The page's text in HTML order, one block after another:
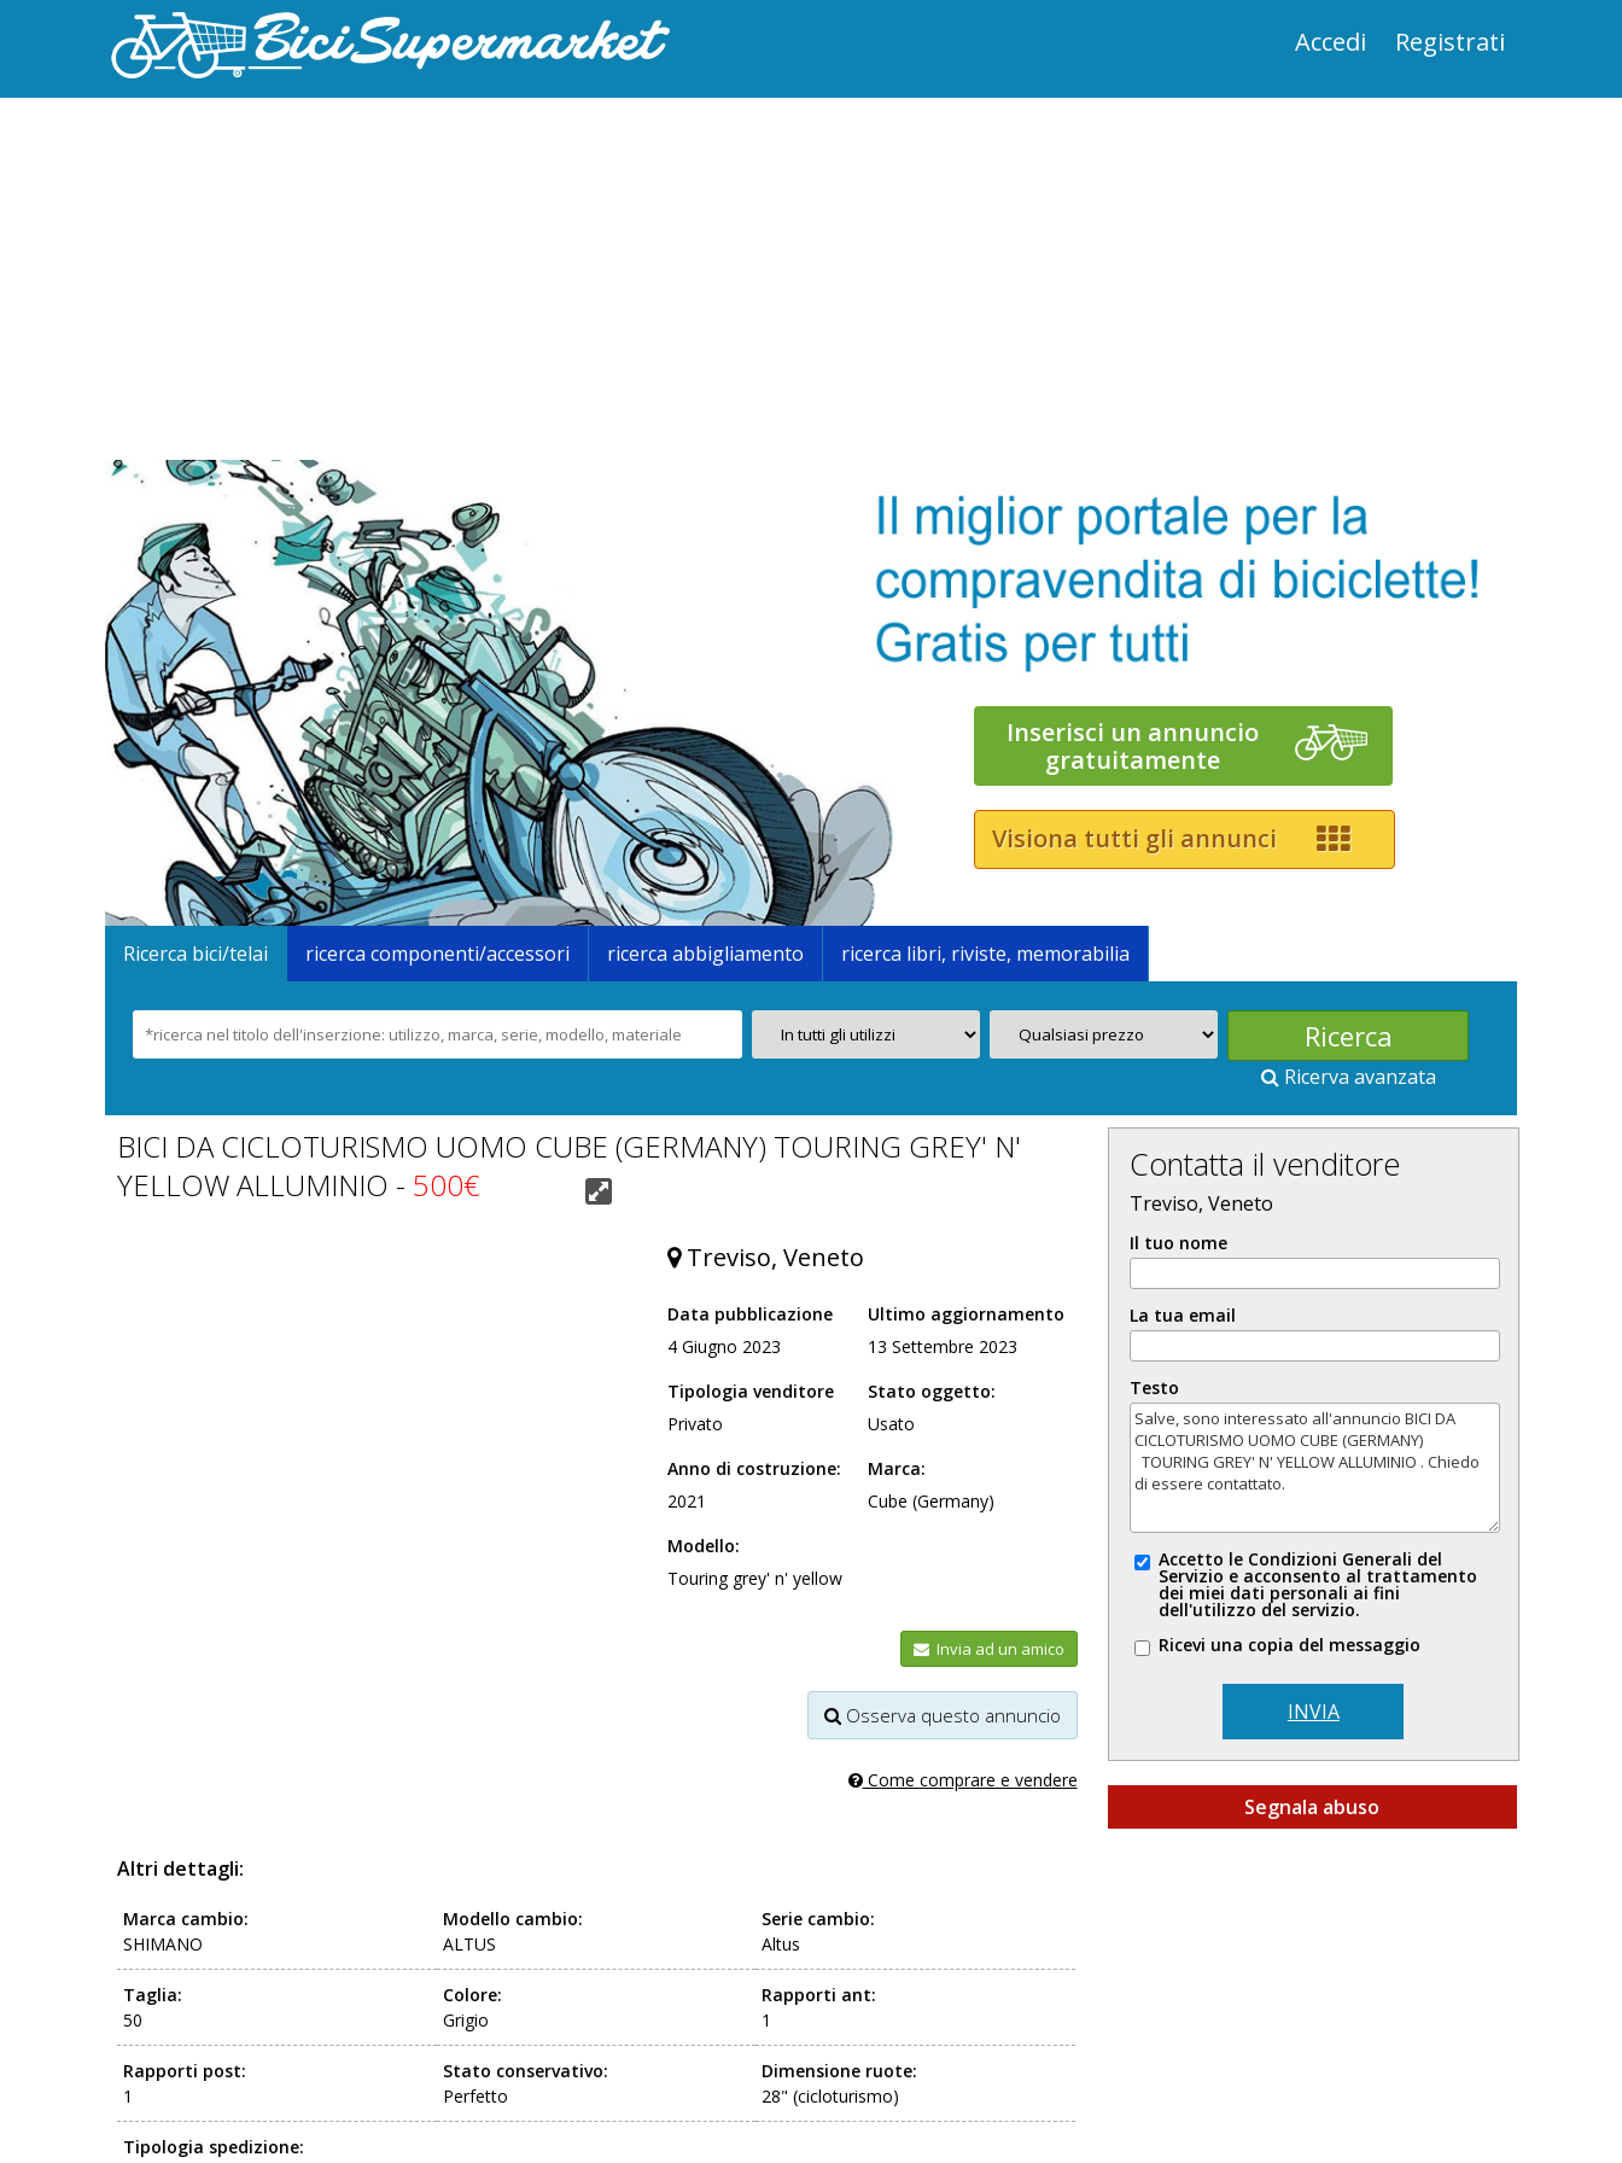
Accedi Registrati
Inserisci un annuncio
gratuitamente
Visiona tutti gli annunci
Ricerca bici/telai ricerca componenti/accessori ricerca abbigliamento ricerca libri, riviste, memorabilia
Ricerva avanzata
BICI DA CICLOTURISMO UOMO CUBE (GERMANY) TOURING GREY' N'
YELLOW ALLUMINIO - 500€
Treviso, Veneto
Data pubblicazione
4 Giugno 2023
Ultimo aggiornamento
13 Settembre 2023
Tipologia venditore
Privato
Stato oggetto:
Usato
Anno di costruzione:
2021
Marca:
Cube (Germany)
Modello:
Touring grey' n' yellow
Invia ad un amico
Osserva questo annuncio
Come comprare e vendere
Altri dettagli:
Marca cambio:
SHIMANO
Modello cambio:
ALTUS
Serie cambio:
Altus
Taglia:
50
Colore:
Grigio
Rapporti ant:
1
Rapporti post:
1
Stato conservativo:
Perfetto
Dimensione ruote:
28" (cicloturismo)
Tipologia spedizione:
Contatta il venditore
Treviso, Veneto
Il tuo nome
La tua email
Testo
Accetto le Condizioni Generali del
Servizio e acconsento al trattamento
dei miei dati personali ai fini
dell'utilizzo del servizio.
Ricevi una copia del messaggio
INVIA
Segnala abuso